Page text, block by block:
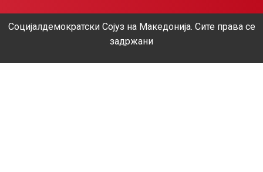
Социјалдемократски Сојуз на Македонија. Сите права се
задржани